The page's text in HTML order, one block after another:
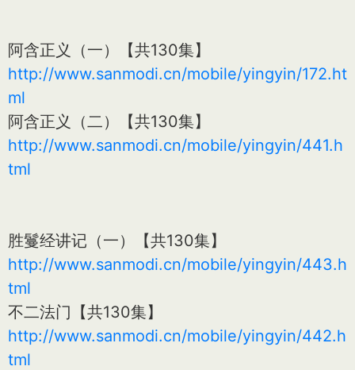
阿含正义（一）【共130集】
http://www.sanmodi.cn/mobile/yingyin/172.ht
ml
阿含正义（二）【共130集】
http://www.sanmodi.cn/mobile/yingyin/441.h
tml
胜鬘经讲记（一）【共130集】
http://www.sanmodi.cn/mobile/yingyin/443.h
tml
不二法门【共130集】
http://www.sanmodi.cn/mobile/yingyin/442.h
tml